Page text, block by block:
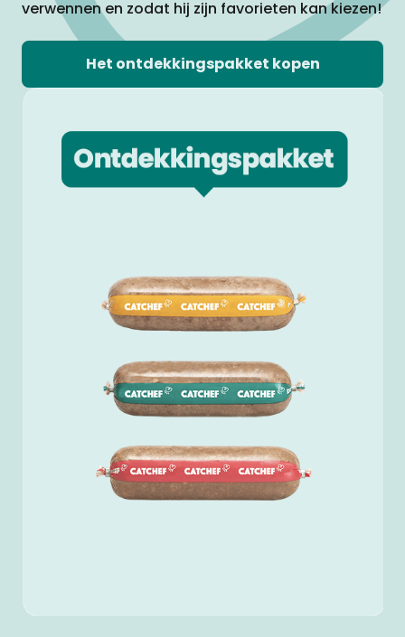
verwennen en zodat hij zijn favorieten kan kiezen!
Het ontdekkingspakket kopen